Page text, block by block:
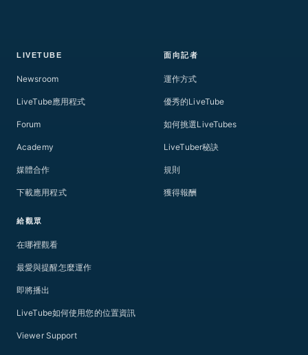
LIVETUBE
Newsroom
LiveTube應用程式
Forum
Academy
媒體合作
下載應用程式
給觀眾
在哪裡觀看
最愛與提醒怎麼運作
即將播出
LiveTube如何使用您的位置資訊
Viewer Support
面向記者
運作方式
優秀的LiveTube
如何挑選LiveTubes
LiveTuber秘訣
規則
獲得報酬